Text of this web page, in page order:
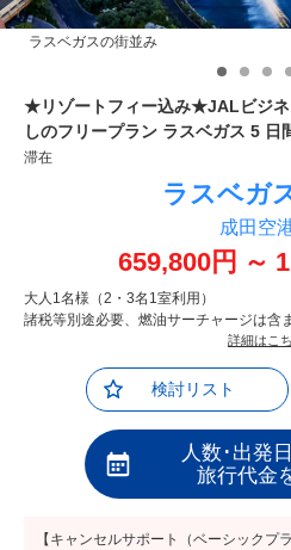
ラスベガスの街並み
★リゾートフィー込み★JALビジネ
しのフリープラン ラスベガス 5 日
滞在
ラスベガ
成田空
659,800円 ～
大人1名様（2・3名1室利用）
諸税等別途必要、燃油サーチャージは含
詳細はこ
検討リスト
人数･出発
旅行代金
【キャンセルサポート（ベーシックプ